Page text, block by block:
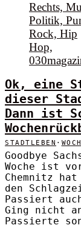
Ok, eine
dieser
Dann ist
STADTLEBEN ·
Goodbye
Woche ist
Chemnitz
den
Passiert
Ging nicht
Passierte